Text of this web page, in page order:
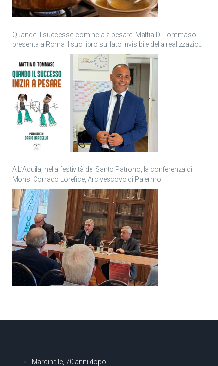
Quando il successo comincia a pesare: Mattia Di Tommaso
presenta a Roma il suo libro sul lato invisibile della realizzazione
A L’Aquila, nella festività del Santo Patrono, la conferenza di
Mons. Corrado Lorefice, Arcivescovo di Palermo
Marcinelle, 70 anni dopo